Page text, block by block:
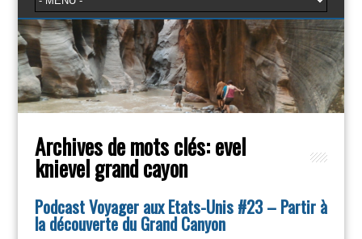
Archives de mots clés:evel
knievel grand cayon
Podcast Voyager aux Etats-Unis #23 – Partir à
la découverte du Grand Canyon